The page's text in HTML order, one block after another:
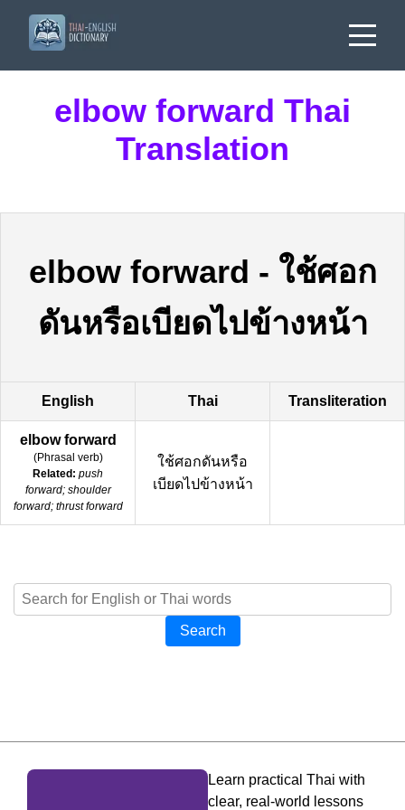
elbow forward Thai
Translation
elbow forward - ใช้ศอก
ดันหรือเบียดไปข้างหน้า
English Thai Transliteration
elbow forward
(Phrasal verb)
Related: push
forward; shoulder
forward; thrust forward
ใช้ศอกดันหรือ
เบียดไปข้างหน้า
Search
Learn practical Thai with
clear, real-world lessons